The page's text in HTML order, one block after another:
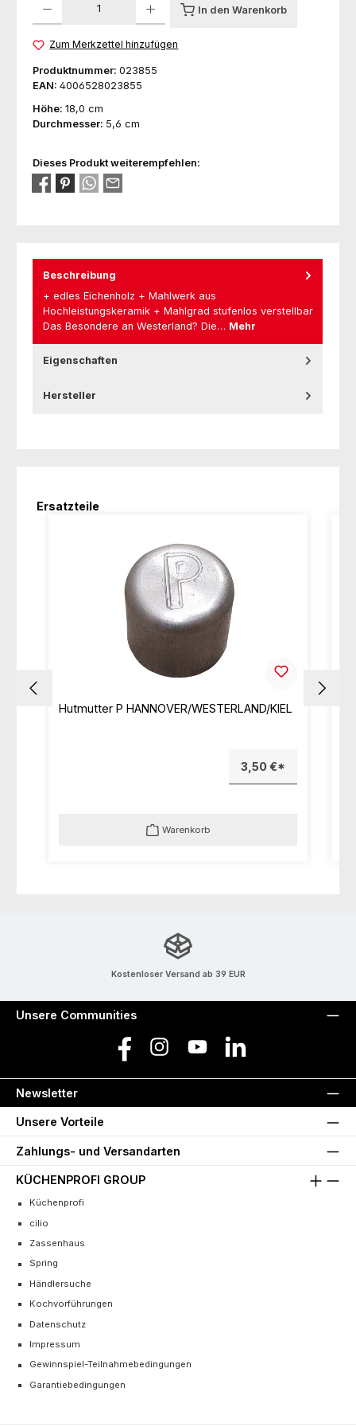
In den Warenkorb
Zum Merkzettel hinzufügen
Produktnummer: 023855
EAN: 4006528023855
Höhe: 18,0 cm
Durchmesser: 5,6 cm
Dieses Produkt weiterempfehlen:
Beschreibung
+ edles Eichenholz + Mahlwerk aus
Hochleistungskeramik + Mahlgrad stufenlos verstellbar
Das Besondere an Westerland? Die… Mehr
Eigenschaften
Hersteller
Produktgalerie überspringen
Ersatzteile
Hutmutter P HANNOVER/WESTERLAND/KIEL
3,50 €*
Warenkorb
Kostenloser Versand ab 39 EUR
Unsere Communities
Facebook Instagram YouTube LinkedIn
Newsletter
Unsere Vorteile
Zahlungs- und Versandarten
KÜCHENPROFI GROUP
Küchenprofi
cilio
Zassenhaus
Spring
Händlersuche
Kochvorführungen
Datenschutz
Impressum
Gewinnspiel-Teilnahmebedingungen
Garantiebedingungen